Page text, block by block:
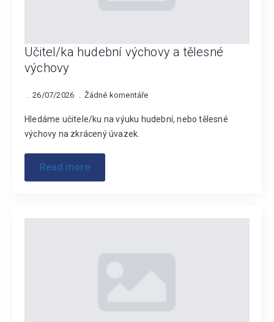
Učitel/ka hudební výchovy a tělesné
výchovy
26/07/2026 Žádné komentáře
Hledáme učitele/ku na výuku hudební, nebo tělesné
výchovy na zkrácený úvazek.
Read more